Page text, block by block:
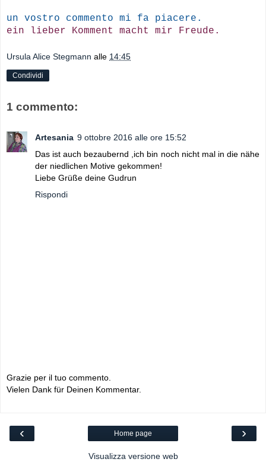
un vostro commento mi fa piacere.
ein lieber Komment macht mir Freude.
Ursula Alice Stegmann alle 14:45
Condividi
1 commento:
Artesania 9 ottobre 2016 alle ore 15:52
Das ist auch bezaubernd ,ich bin noch nicht mal in die nähe
der niedlichen Motive gekommen!
Liebe Grüße deine Gudrun
Rispondi
Grazie per il tuo commento.
Vielen Dank für Deinen Kommentar.
‹ ›
Home page
Visualizza versione web